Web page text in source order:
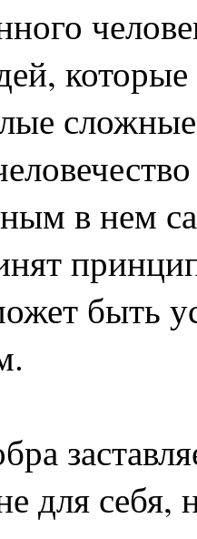
в нем
быть
для себя,